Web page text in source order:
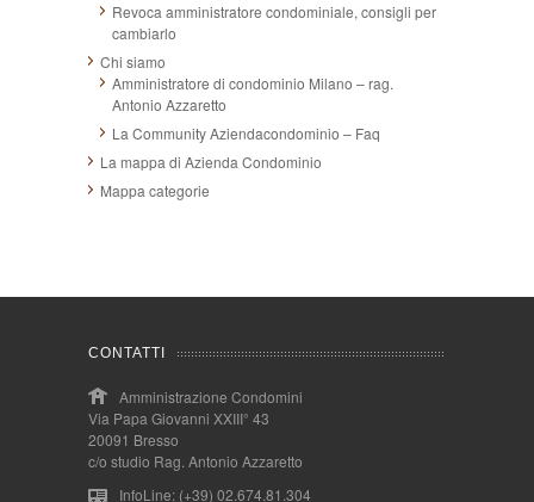
Revoca amministratore condominiale, consigli per
cambiarlo
Chi siamo
Amministratore di condominio Milano – rag.
Antonio Azzaretto
La Community Aziendacondominio – Faq
La mappa di Azienda Condominio
Mappa categorie
CONTATTI
Amministrazione Condomini
Via Papa Giovanni XXIII° 43
20091 Bresso
c/o studio Rag. Antonio Azzaretto
InfoLine: (+39) 02.674.81.304